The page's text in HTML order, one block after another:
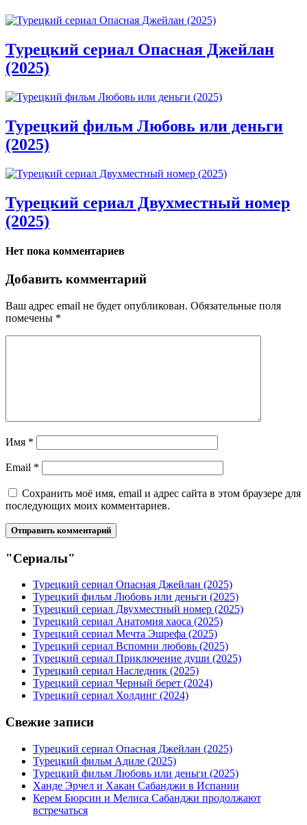
Турецкий сериал Опасная Джейлан
(2025)
Турецкий фильм Любовь или деньги
(2025)
Турецкий сериал Двухместный номер
(2025)
Нет пока комментариев
Добавить комментарий
Ваш адрес email не будет опубликован. Обязательные поля
помечены *
Имя *
Email *
Сохранить моё имя, email и адрес сайта в этом браузере для
последующих моих комментариев.
"Сериалы"
Турецкий сериал Опасная Джейлан (2025)
Турецкий фильм Любовь или деньги (2025)
Турецкий сериал Двухместный номер (2025)
Турецкий сериал Анатомия хаоса (2025)
Турецкий сериал Мечта Эшрефа (2025)
Турецкий сериал Вспомни любовь (2025)
Турецкий сериал Приключение души (2025)
Турецкий сериал Наследник (2025)
Турецкий сериал Черный берет (2024)
Турецкий сериал Холдинг (2024)
Свежие записи
Турецкий сериал Опасная Джейлан (2025)
Турецкий фильм Адиле (2025)
Турецкий фильм Любовь или деньги (2025)
Ханде Эрчел и Хакан Сабанджи в Испании
Керем Бюрсин и Мелиса Сабанджи продолжают
встречаться